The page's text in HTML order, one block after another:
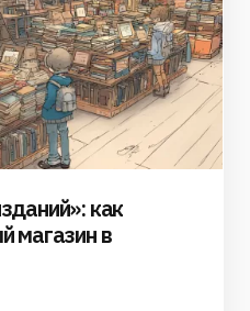
как
магазин в